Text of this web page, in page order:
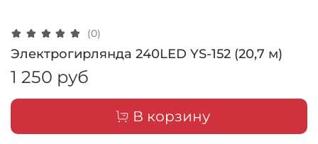
(0)
Электрогирлянда 240LED YS-152 (20,7 м)
1 250 руб
В корзину